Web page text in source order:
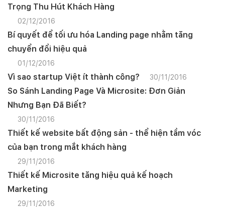
Trọng Thu Hút Khách Hàng
02/12/2016
Bí quyết để tối ưu hóa Landing page nhằm tăng
chuyển đổi hiệu quả
01/12/2016
Vì sao startup Việt ít thành công? 30/11/2016
So Sánh Landing Page Và Microsite: Đơn Giản
Nhưng Bạn Đã Biết?
30/11/2016
Thiết kế website bất động sản - thể hiện tầm vóc
của bạn trong mắt khách hàng
29/11/2016
Thiết kế Microsite tăng hiệu quả kế hoạch
Marketing
29/11/2016